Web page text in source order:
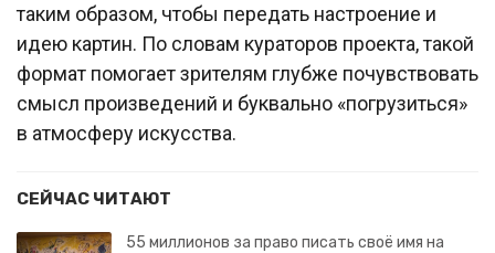
таким образом, чтобы передать настроение и
идею картин. По словам кураторов проекта, такой
формат помогает зрителям глубже почувствовать
смысл произведений и буквально «погрузиться»
в атмосферу искусства.
СЕЙЧАС ЧИТАЮТ
55 миллионов за право писать своё имя на